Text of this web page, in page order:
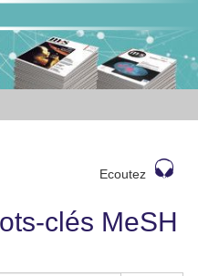
Ecoutez
clés MeSH